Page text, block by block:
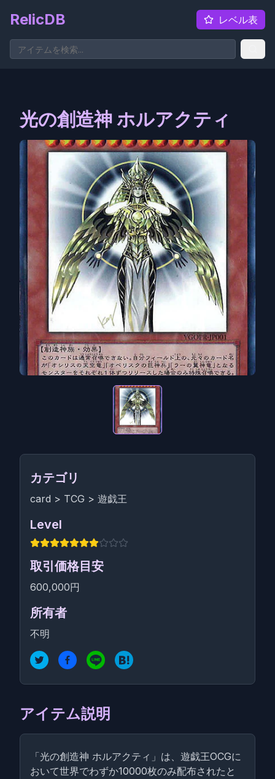
RelicDB レベル表
光の創造神 ホルアクティ
カテゴリ
card > TCG > 遊戯王
Level
取引価格目安
600,000円
所有者
不明
アイテム説明
「光の創造神 ホルアクティ」は、遊戯王OCGに
おいて世界でわずか10000枚のみ配布されたと